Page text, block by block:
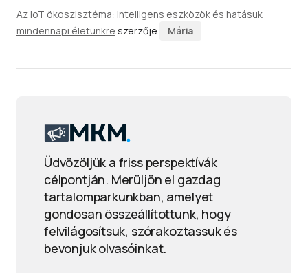
Az IoT ökoszisztéma: Intelligens eszközök és hatásuk
mindennapi életünkre szerzője Mária
Üdvözöljük a friss perspektívák
célpontján. Merüljön el gazdag
tartalomparkunkban, amelyet
gondosan összeállítottunk, hogy
felvilágosítsuk, szórakoztassuk és
bevonjuk olvasóinkat.